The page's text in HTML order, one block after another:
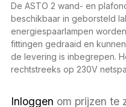
De ASTO 2 wand- en
beschikbaar in geborsteld
energiespaarlampen
fittingen gedraaid en
de levering is inbegrepen.
rechtstreeks op 230V
Inloggen om prijzen te